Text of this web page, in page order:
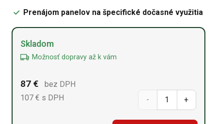
Prenájom panelov na špecifické dočasné využitia
množstvo
Betónový
Alternative:
Skladom
Možnosť dopravy až k vám
87 €
bez DPH
107 € s DPH